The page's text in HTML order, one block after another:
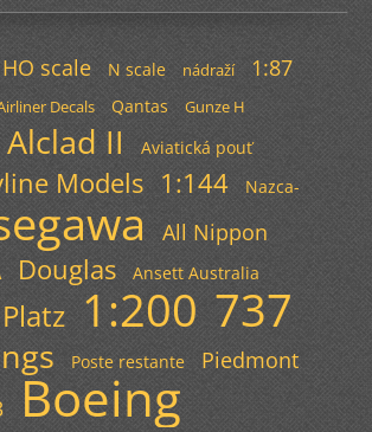
HO scale N scale nádraží 1:87
Decals Qantas Gunze H
Alclad II
Aviatická pouť
Models 1:144 Nazca-
All Nippon
Douglas Ansett Australia
Platz 1:200 737
Poste restante
Piedmont
Boeing